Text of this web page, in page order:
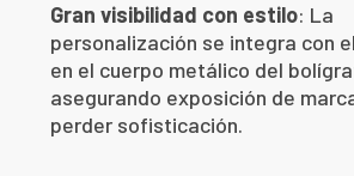
Gran visibilidad con estilo: La
personalización se integra con
en el cuerpo metálico del
asegurando exposición de
perder sofisticación.